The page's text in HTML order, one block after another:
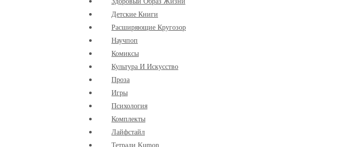
Детские Книги
Расширяющие Кругозор
Научпоп
Комиксы
Культура И Искусство
Проза
Игры
Психология
Комплекты
Лайфстайл
Тетради Kumon